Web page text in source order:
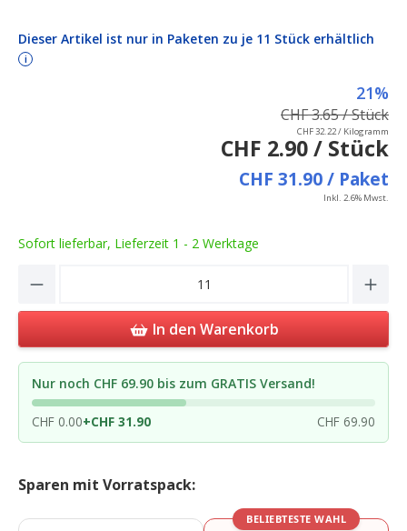
Dieser Artikel ist nur in Paketen zu je 11 Stück erhältlich
i
21%
CHF 3.65 / Stück
CHF 31.90 / Paket
CHF 32.22 / Kilogramm
CHF 2.90 / Stück
Inkl. 2.6% Mwst.
Sofort lieferbar, Lieferzeit 1 - 2 Werktage
Product Quantity: Enter the desired
In den Warenkorb
Nur noch CHF 69.90 bis zum GRATIS Versand!
CHF 0.00+CHF 31.90 CHF 69.90
Sparen mit Vorratspack:
BELIEBTESTE WAHL